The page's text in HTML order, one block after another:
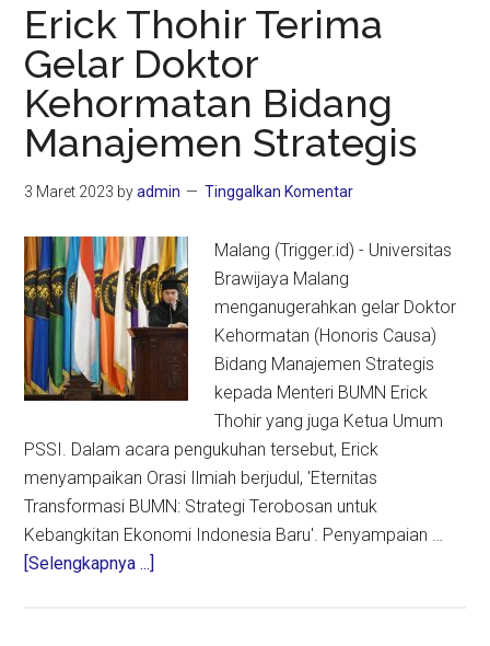
ke
tiga
di
SGIE
Erick Thohir Terima
Gelar Doktor
Kehormatan Bidang
Manajemen Strategis
3 Maret 2023 byadmin Tinggalkan Komentar
Malang (Trigger.id) - Universitas
Brawijaya Malang
menganugerahkan gelar Doktor
Kehormatan (Honoris Causa)
Bidang Manajemen Strategis
kepada Menteri BUMN Erick
Thohir yang juga Ketua Umum
PSSI. Dalam acara pengukuhan tersebut, Erick
menyampaikan Orasi Ilmiah berjudul, 'Eternitas
Transformasi BUMN: Strategi Terobosan untuk
Kebangkitan Ekonomi Indonesia Baru'. Penyampaian …
[Selengkapnya ...]